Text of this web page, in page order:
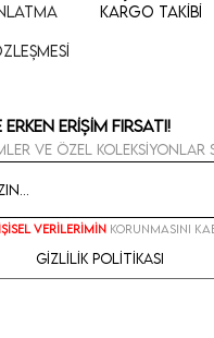
Kargo Takibi
Erişim Fırsatı!
ve özel koleksiyonlar
verilerimin korunmasını
Gizlilik Politikası